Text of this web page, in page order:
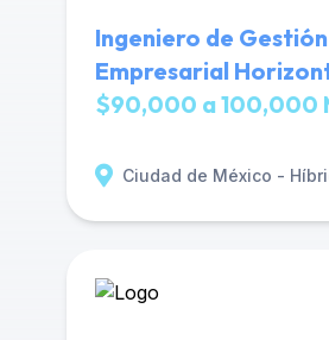
Ingeniero de
Empresarial
$90,000 a 100,000
Ciudad de México -